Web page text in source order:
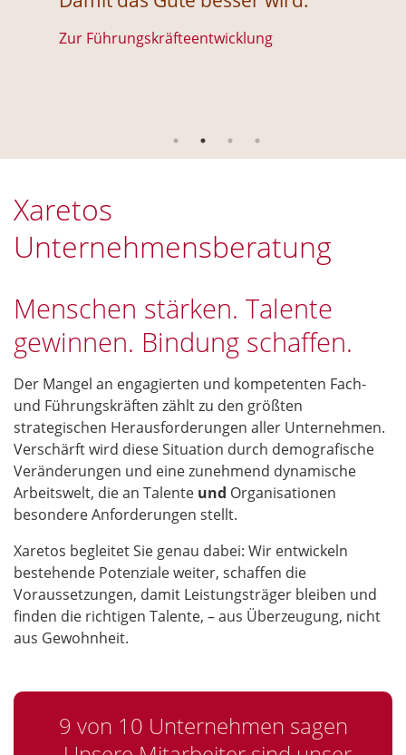
Zur Führungskräfteentwicklung
Xaretos
Unternehmensberatung
Menschen stärken. Talente
gewinnen. Bindung schaffen.
Der Mangel an engagierten und kompetenten Fach-
und Führungskräften zählt zu den größten
strategischen Herausforderungen aller Unternehmen.
Verschärft wird diese Situation durch demografische
Veränderungen und eine zunehmend dynamische
Arbeitswelt, die an Talente und Organisationen
besondere Anforderungen stellt.
Xaretos begleitet Sie genau dabei: Wir entwickeln
bestehende Potenziale weiter, schaffen die
Voraussetzungen, damit Leistungsträger bleiben und
finden die richtigen Talente, – aus Überzeugung, nicht
aus Gewohnheit.
9 von 10 Unternehmen sagen